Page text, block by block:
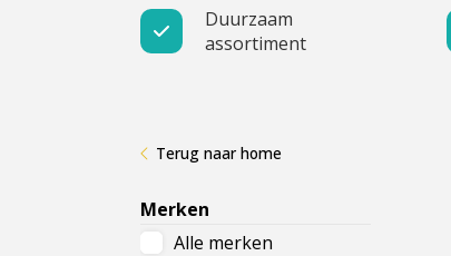
Huidtypes & Huidcondities
Voeding & Gezondheid
Duurzaam
assortiment
Terug naar home
Merken
Alle merken